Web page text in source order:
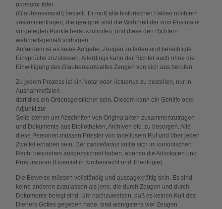
promotor fidei
(Glaubensanwalt) bestellt. Er muß alle historischen Fakten nüchtern
zusammentragen, die geeignet sind die Wahrheit der vom Postulator
vorgelegten Punkte herauszufinden, und diese den Richtern
wahrheitsgemäß vortragen.
Außerdem ist es seine Aufgabe, Zeugen zu laden und berechtigte
Einsprüche zuzulassen. Allerdings kann der Richter auch ohne die
Einwilligung des Glaubensanwaltes Zeugen von sich aus berufen.
Zu jedem Prozess ist ein Notar oder Actuarius zu bestellen, nur in
Ausnahmefällen
darf dies ein Ordensgeistlicher sein. Diesem kann ein Gehilfe oder
Adjunkt zur
Seite stehen um Abschriften von Originalakten zusammenzutragen
und Dokumente aus Bibliotheken, Archiven etc. zu besorgen. Alle
diese Personen müssen Priester von tadellosem Ruf und über jeden
Zweifel erhaben sein. Der cancellarius sollte sich im kanonischen
Recht besonders ausgezeichnet haben, ebenso die Advokaten und
Prokuratoren (Licentiat in Kirchenrecht und Theologie).
Die Beweise müssen vollständig und aussagekräftig sein. Es sind
keine anderen zuzulassen als jene, die durch Zeugen und durch
Dokumente belegt sind. Um nachzuweisen, daß es keinen Kult des
Dieners Gottes gegeben habe, sind wenigstens vier Zeugen